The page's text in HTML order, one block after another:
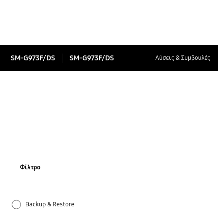
SM-G973F/DS SM-G973F/DS Λύσεις & Συμβουλές
Φίλτρο
Backup & Restore